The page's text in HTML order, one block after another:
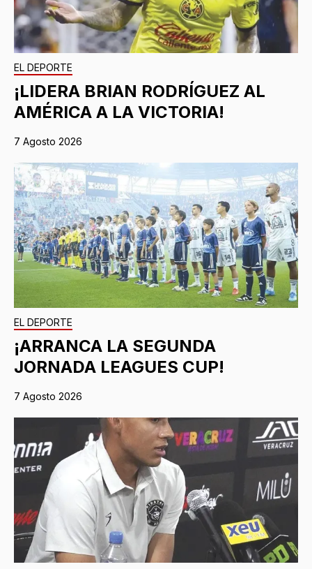
EL DEPORTE
¡LIDERA BRIAN RODRÍGUEZ AL
AMÉRICA A LA VICTORIA!
7 Agosto 2026
EL DEPORTE
¡ARRANCA LA SEGUNDA
JORNADA LEAGUES CUP!
7 Agosto 2026